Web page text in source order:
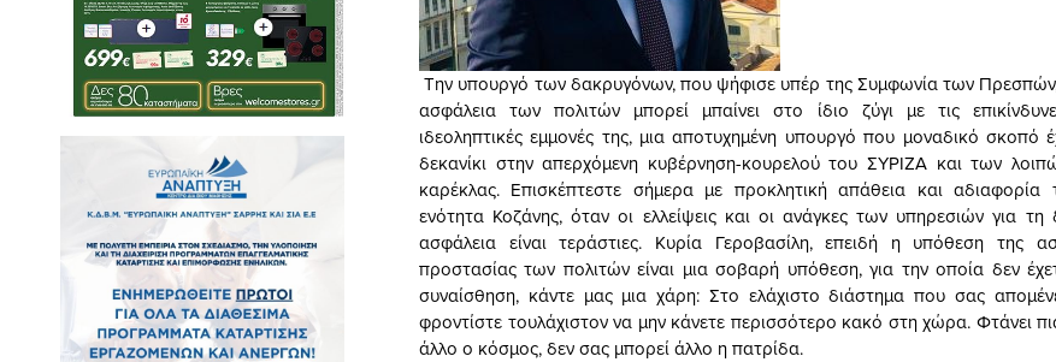
Την υπουργό των δακρυγόνων, που ψήφισε υπέρ της Συμφωνία των Πρεσπών,
ασφάλεια των πολιτών μπορεί μπαίνει στο ίδιο ζύγι με τις
ιδεοληπτικές εμμονές της, μια αποτυχημένη υπουργό που μοναδικό σκοπό
δεκανίκι στην απερχόμενη κυβέρνηση-κουρελού του ΣΥΡΙΖΑ και των
καρέκλας. Επισκέπτεστε σήμερα με προκλητική απάθεια και αδιαφορία
ενότητα Κοζάνης, όταν οι ελλείψεις και οι ανάγκες των υπηρεσιών για τη
ασφάλεια είναι τεράστιες. Κυρία Γεροβασίλη, επειδή η υπόθεση της
προστασίας των πολιτών είναι μια σοβαρή υπόθεση, για την οποία δεν
συναίσθηση, κάντε μας μια χάρη: Στο ελάχιστο διάστημα που σας
φροντίστε τουλάχιστον να μην κάνετε περισσότερο κακό στη χώρα. Φτάνει
άλλο ο κόσμος, δεν σας μπορεί άλλο η πατρίδα.